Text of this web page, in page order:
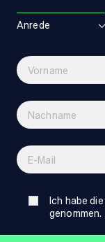
Anrede
Ich habe die
genommen.